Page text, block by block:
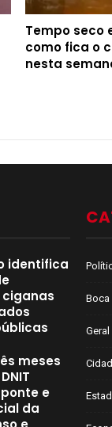
Tempo seco
como fica o
nesta
identifica
meses
e
da
Boca
Geral